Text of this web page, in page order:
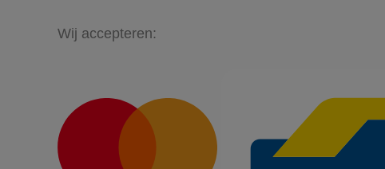
Wij accepteren: